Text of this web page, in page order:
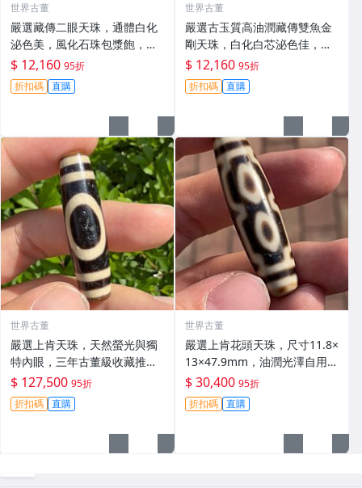
世界古董
嚴選藏傳二眼天珠，通體白化
泌色美，風化石珠包漿飽，手
工打磨具韻味 二眼天珠 白化
泓色
$ 12,160 95折
折扣碼 直購
世界古董
嚴選古玉質高油潤藏傳雙魚金
剛天珠，白化白芯泌色佳，手
磨老料風華飽滿，尺寸10mm
雙魚天珠 白化泌色 玉質
$ 12,160 95折
折扣碼 直購
世界古董
嚴選上肯天珠，天然螢光與獨
特內眼，三年古董級收藏推
薦。天珠 玉石 天地天珠
$ 127,500 95折
折扣碼 直購
世界古董
嚴選上肯花頭天珠，尺寸11.8×
13×47.9mm，油潤光澤自用佳
品 帝王四眼天珠、斷補裝飾收
藏級別 四眼天珠、老料天珠、
帝王天珠
$ 30,400 95折
折扣碼 直購